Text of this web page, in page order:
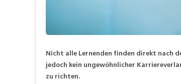
Nicht alle Lernenden finden direkt nach
jedoch kein ungewöhnlicher
zu richten.